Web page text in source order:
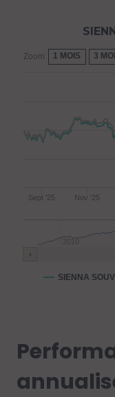
Zoom 1 MOIS 3
SIENNA
Sept '25 Nov '25